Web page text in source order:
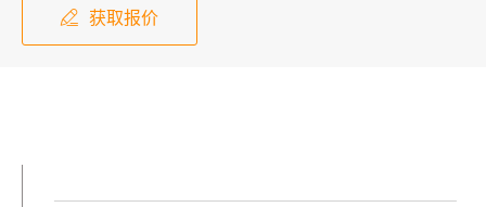
 获取报价